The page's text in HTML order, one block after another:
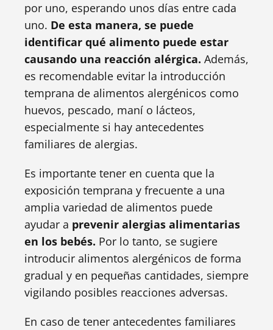
por uno, esperando unos días entre cada
uno. De esta manera, se puede
identificar qué alimento puede estar
causando una reacción alérgica. Además,
es recomendable evitar la introducción
temprana de alimentos alergénicos como
huevos, pescado, maní o lácteos,
especialmente si hay antecedentes
familiares de alergias.
Es importante tener en cuenta que la
exposición temprana y frecuente a una
amplia variedad de alimentos puede
ayudar a prevenir alergias alimentarias
en los bebés. Por lo tanto, se sugiere
introducir alimentos alergénicos de forma
gradual y en pequeñas cantidades, siempre
vigilando posibles reacciones adversas.
En caso de tener antecedentes familiares